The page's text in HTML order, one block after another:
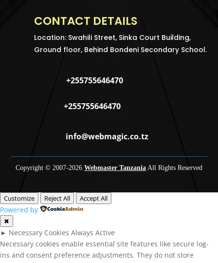
CONTACT DETAILS
Location: Swahili Street, Sinka Court Building,
Ground floor, Behind Bondeni Secondary School.
+255755646470
+255755646470
info@webmagic.co.tz
Copyright © 2007-2026 Webmaster Tanzania All Rights Reserved
Customize Reject All Accept All
Powered by
✖
► Necessary Cookies Always Active
Necessary cookies enable essential site features like secure log-
ins and consent preference adjustments. They do not store